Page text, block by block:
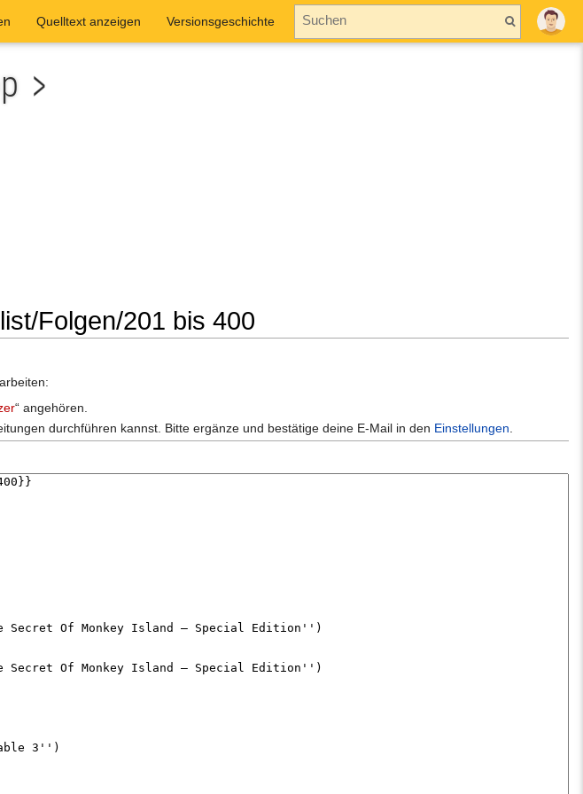
Folgen/201 bis 400
“ angehören.
durchführen kannst. Bitte ergänze und bestätige deine E-Mail in den Einstellungen
Quelltext anzeigen Versionsgeschichte